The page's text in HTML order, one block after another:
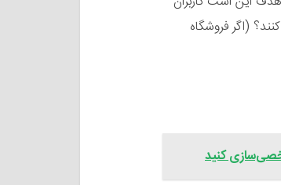
(اگر فروشگاه
کنید